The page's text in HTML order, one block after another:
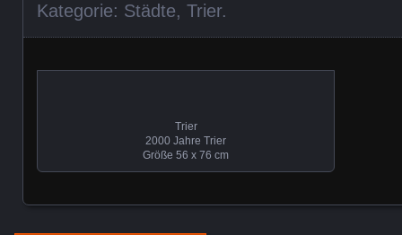
Kategorie: Städte, Trier.
Trier
2000 Jahre Trier
Größe 56 x 76 cm